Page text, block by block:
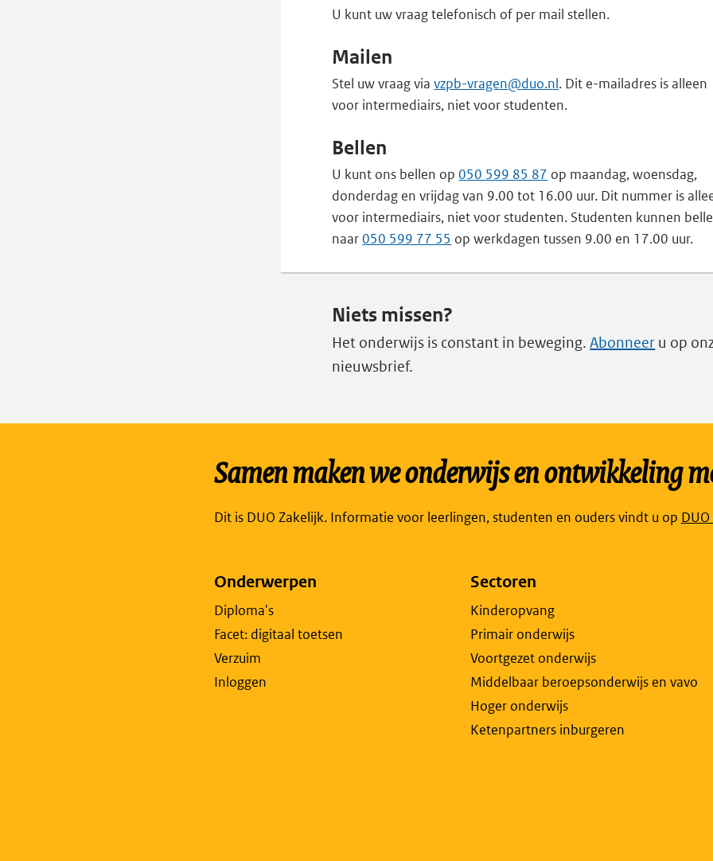
U kunt uw vraag telefonisch of per mail stellen.
Mailen
Stel uw vraag viavzpb-vragen@duo.nl. Dit e-mailadres is alleen
voor intermediairs, niet voor studenten.
Bellen
U kunt ons bellen op050 599 85 87 op maandag, woensdag,
donderdag en vrijdag van 9.00 tot 16.00 uur. Dit nummer is
voor intermediairs, niet voor studenten. Studenten kunnen
naar050 599 77 55 op werkdagen tussen 9.00 en 17.00 uur.
Niets missen?
Het onderwijs is constant in beweging.Abonneer u op
nieuwsbrief.
Samen maken we onderwijs en ontwikkeling
Dit is DUO Zakelijk. Informatie voor leerlingen, studenten en ouders vindt u op Link
Onderwerpen
Diploma's
Facet: digitaal toetsen
Verzuim
Inloggen
Sectoren
Kinderopvang
Primair onderwijs
Voortgezet onderwijs
Middelbaar beroepsonderwijs en vavo
Hoger onderwijs
Ketenpartners inburgeren